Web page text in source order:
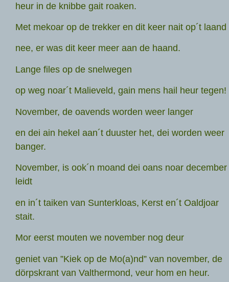
heur in de knibbe gait roaken.
Met mekoar op de trekker en dit keer nait op´t laand
nee, er was dit keer meer aan de haand.
Lange files op de snelwegen
op weg noar´t Malieveld, gain mens hail heur tegen!
November, de oavends worden weer langer
en dei ain hekel aan´t duuster het, dei worden weer
banger.
November, is ook´n moand dei oans noar december
leidt
en in´t taiken van Sunterkloas, Kerst en´t Oaldjoar
stait.
Mor eerst mouten we november nog deur
geniet van ”Kiek op de Mo(a)nd” van november, de
dörpskrant van Valthermond, veur hom en heur.